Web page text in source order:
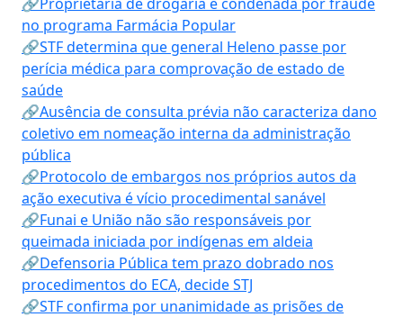
no programa Farmácia Popular
🔗STF determina que general Heleno passe por
perícia médica para comprovação de estado de
saúde
🔗Ausência de consulta prévia não caracteriza dano
coletivo em nomeação interna da administração
pública
🔗Protocolo de embargos nos próprios autos da
ação executiva é vício procedimental sanável
🔗Funai e União não são responsáveis por
queimada iniciada por indígenas em aldeia
🔗Defensoria Pública tem prazo dobrado nos
procedimentos do ECA, decide STJ
🔗STF confirma por unanimidade as prisões de